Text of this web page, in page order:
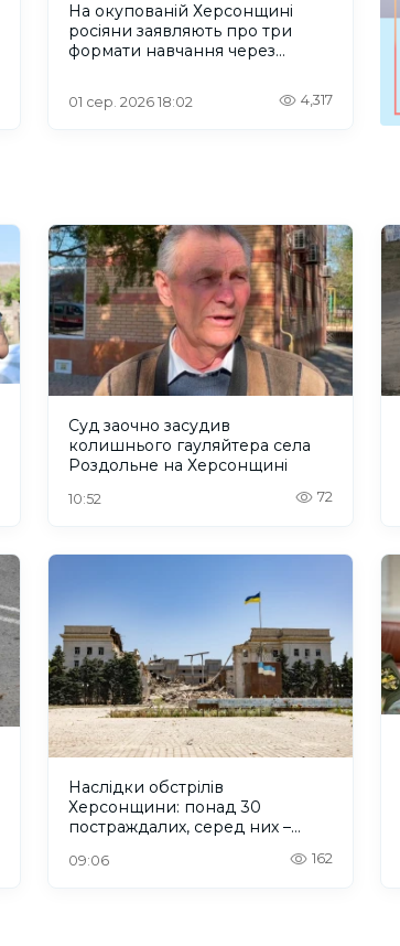
На окупованій Херсонщині
росіяни заявляють про три
формати навчання через
01 сер. 2026 18:02 4,317
Суд заочно засудив
колишнього гауляйтера села
Роздольне на Херсонщині
10:52 72
Наслідки обстрілів
Херсонщини: понад 30
постраждалих, серед них –
09:06 162